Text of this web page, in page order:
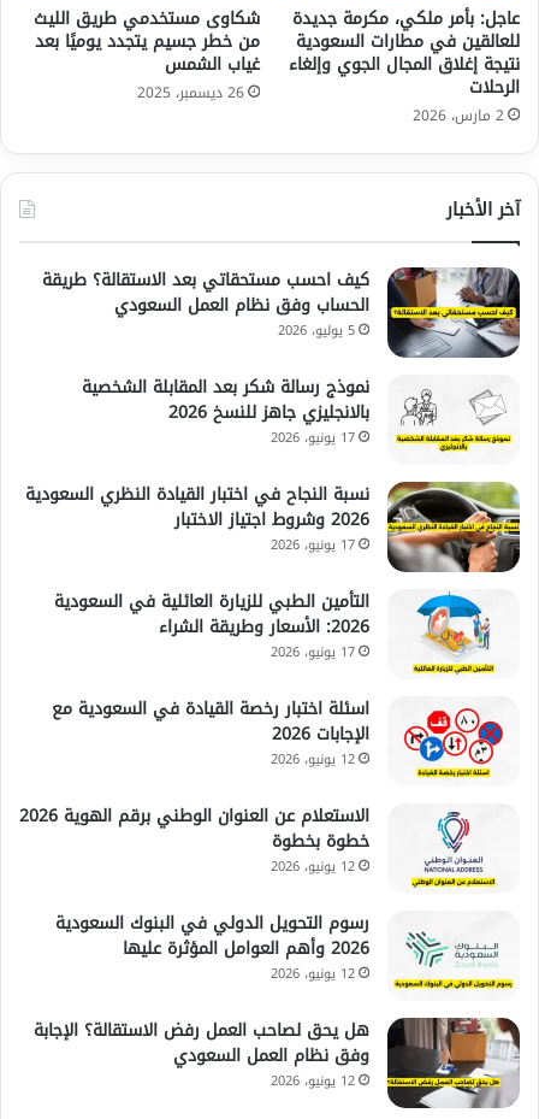
عاجل: بأمر ملكي، مكرمة جديدة
للعالقين في مطارات السعودية
نتيجة إغلاق المجال الجوي وإلغاء
الرحلات
2 مارس، 2026
شكاوى مستخدمي طريق الليث
من خطر جسيم يتجدد يوميًا بعد
غياب الشمس
26 ديسمبر، 2025
آخر الأخبار
كيف احسب مستحقاتي بعد الاستقالة؟ طريقة
الحساب وفق نظام العمل السعودي
5 يوليو، 2026
نموذج رسالة شكر بعد المقابلة الشخصية
بالانجليزي جاهز للنسخ 2026
17 يونيو، 2026
نسبة النجاح في اختبار القيادة النظري السعودية
2026 وشروط اجتياز الاختبار
17 يونيو، 2026
التأمين الطبي للزيارة العائلية في السعودية
2026: الأسعار وطريقة الشراء
17 يونيو، 2026
اسئلة اختبار رخصة القيادة في السعودية مع
الإجابات 2026
12 يونيو، 2026
الاستعلام عن العنوان الوطني برقم الهوية 2026
خطوة بخطوة
12 يونيو، 2026
رسوم التحويل الدولي في البنوك السعودية
2026 وأهم العوامل المؤثرة عليها
12 يونيو، 2026
هل يحق لصاحب العمل رفض الاستقالة؟ الإجابة
وفق نظام العمل السعودي
12 يونيو، 2026